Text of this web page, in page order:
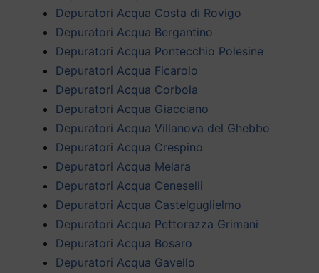
Depuratori Acqua Costa di Rovigo
Depuratori Acqua Bergantino
Depuratori Acqua Pontecchio Polesine
Depuratori Acqua Ficarolo
Depuratori Acqua Corbola
Depuratori Acqua Giacciano
Depuratori Acqua Villanova del Ghebbo
Depuratori Acqua Crespino
Depuratori Acqua Melara
Depuratori Acqua Ceneselli
Depuratori Acqua Castelguglielmo
Depuratori Acqua Pettorazza Grimani
Depuratori Acqua Bosaro
Depuratori Acqua Gavello